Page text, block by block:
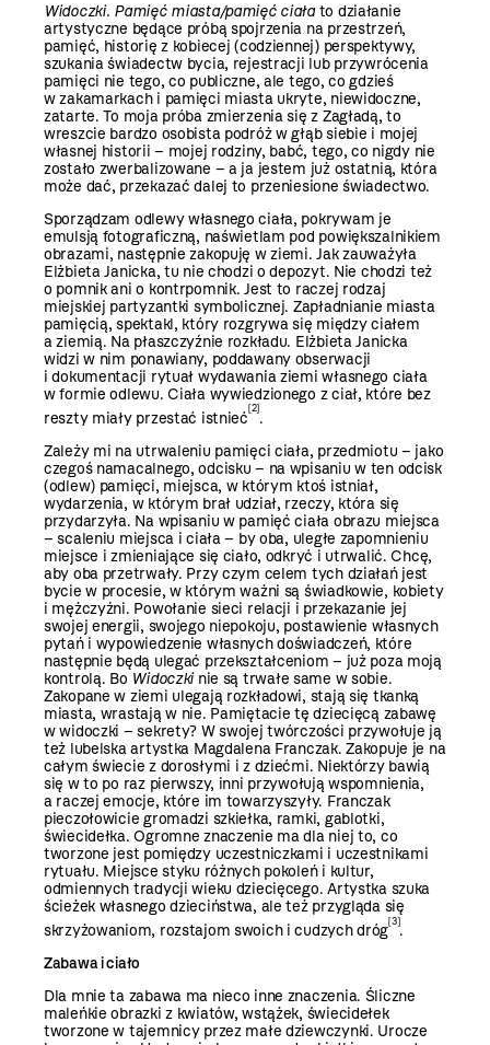
Widoczki. Pamięć miasta/pamięć ciałato działanie
artystyczne będące próbą spojrzenia na przestrzeń,
pamięć, historię z kobiecej (­codziennej) perspektywy,
szukania świadectw bycia, rejestracji lub przywrócenia
pamięci nie tego, co publiczne, ale tego, co gdzieś
w zakamarkach i pamięci miasta ukryte, niewidoczne,
zatarte. To moja próba zmierzenia się z Zagładą, to
wreszcie bardzo osobista podróż w głąb siebie i mojej
własnej historii – mojej rodziny, babć, tego, co nigdy nie
zostało zwerbalizowane – a ja jestem już ostatnią, która
może dać, przekazać dalej to przeniesione świadectwo.
Sporządzam odlewy własnego ciała, pokrywam je
emulsją fotograficzną, naświetlam pod powiększalnikiem
obrazami, następnie zakopuję w ziemi. Jak zauważyła
Elżbieta Janicka, tu nie chodzi o depozyt. Nie chodzi też
o pomnik ani o kontrpomnik. Jest to raczej rodzaj
miejskiej partyzantki symbolicznej. Zapładnianie miasta
pamięcią, spektakl, który rozgrywa się między ciałem
a ziemią. Na płaszczyźnie rozkładu. Elżbieta Janicka
widzi w nim ponawiany, poddawany obserwacji
i dokumentacji rytuał wydawania ziemi własnego ciała
w formie odlewu. Ciała wywiedzionego z ciał, które bez
reszty miały przestać istnieć
[2]
.
Zależy mi na utrwaleniu pamięci ciała, przedmiotu – jako
czegoś namacalnego, odcisku – na wpisaniu w ten odcisk
(odlew) pamięci, miejsca, w którym ktoś istniał,
wydarzenia, w którym brał udział, rzeczy, która się
przydarzyła. Na wpisaniu w pamięć ciała obrazu miejsca
– scaleniu miejsca i ciała – by oba, uległe zapomnieniu
miejsce i zmieniające się ciało, odkryć i utrwalić. Chcę,
aby oba przetrwały. Przy czym celem tych działań jest
bycie w procesie, w którym ważni są świadkowie, kobiety
i mężczyźni. Powołanie sieci relacji i przekazanie jej
swojej energii, swojego niepokoju, postawienie własnych
pytań i wypowiedzenie własnych doświadczeń, które
następnie będą ulegać przekształceniom – już poza moją
kontrolą. Bo Widoczkinie są trwałe same w sobie.
Zakopane w ziemi ulegają rozkładowi, stają się tkanką
miasta, wrastają w nie. Pamiętacie tę dziecięcą zabawę
w widoczki – sekrety? W swojej twórczości przywołuje ją
też lubelska artystka Magdalena Franczak. Zakopuje je na
całym świecie z dorosłymi i z dziećmi. Niektórzy bawią
się w to po raz pierwszy, inni przywołują wspomnienia,
a raczej emocje, które im towarzyszyły. Franczak
pieczołowicie gromadzi szkiełka, ramki, gablotki,
świecidełka. Ogromne znaczenie ma dla niej to, co
tworzone jest pomiędzy uczestniczkami i uczestnikami
rytuału. Miejsce styku różnych pokoleń i kultur,
odmiennych tradycji wieku dziecięcego. Artystka szuka
ścieżek włas­nego dzieciństwa, ale też przygląda się
skrzyżowaniom, rozstajom swoich i cudzych dróg
[3]
.
Zabawa i ciało
Dla mnie ta zabawa ma nieco inne znaczenia. Śliczne
maleńkie obrazki z kwiatów, wstążek, świecidełek
tworzone w tajemnicy przez małe dziewczynki. Urocze